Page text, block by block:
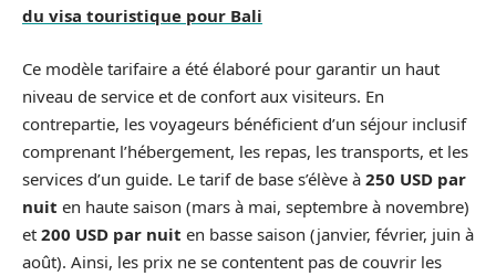
du visa touristique pour Bali
Ce modèle tarifaire a été élaboré pour garantir un haut
niveau de service et de confort aux visiteurs. En
contrepartie, les voyageurs bénéficient d’un séjour inclusif
comprenant l’hébergement, les repas, les transports, et les
services d’un guide. Le tarif de base s’élève à 250 USD par
nuit en haute saison (mars à mai, septembre à novembre)
et 200 USD par nuit en basse saison (janvier, février, juin à
août). Ainsi, les prix ne se contentent pas de couvrir les